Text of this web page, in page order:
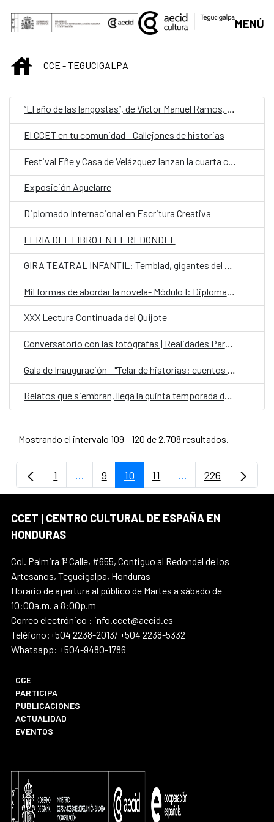
Saltar al contenido principal
MENÚ
INICIOCCE - TEGUCIGALPA
“El año de las langostas”, de Víctor Manuel Ramos, representa a Honduras en la quinta edición de Cuentos en Red
El CCET en tu comunidad - Callejones de historias
Festival Eñe y Casa de Velázquez lanzan la cuarta convocatoria de Residencia de Creación Literaria
Exposición Aquelarre
Diplomado Internacional en Escritura Creativa
FERIA DEL LIBRO EN EL REDONDEL
GIRA TEATRAL INFANTIL: Temblad, gigantes del mundo
Mil formas de abordar la novela- Módulo I: Diplomado Internacional en Escritura Creativa
XXX Lectura Continuada del Quijote
Conversatorio con las fotógrafas | Realidades Paralelas: Miradas desde el ocultamiento
Relatos que siembran, llega la quinta temporada de Cuentos en Red
Mostrando el intervalo 109 - 120 de 2.708 resultados.
Página
1 ...Páginas intermedias Use TAB para
Página
9 Página
10 Página
11 ...PáginasPágina
226
CCET | CENTRO CULTURAL DE ESPAÑA EN
HONDURAS
Col. Palmira 1ª Calle, #655, Contiguo al Redondel de los
Artesanos, Tegucigalpa, Honduras
Horario de apertura al público de Martes a sábado de
10:00a.m. a 8:00p.m
Correo electrónico : info.ccet@aecid.es
Teléfono:+504 2238-2013/ +504 2238-5332
Whatsapp: +504-9480-1786
CCE
PARTICIPA
PUBLICACIONES
ACTUALIDAD
EVENTOS